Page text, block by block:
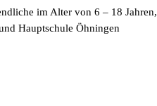
im Alter von 6 – 18
Hauptschule Öhningen